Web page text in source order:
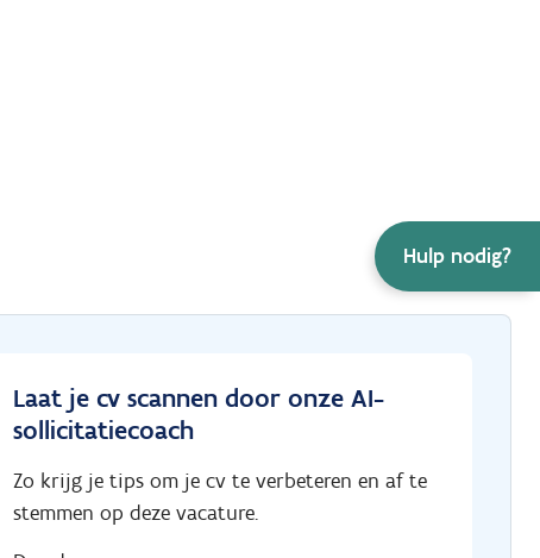
Hulp nodig?
Laat je cv scannen door onze AI-
sollicitatiecoach
Zo krijg je tips om je cv te verbeteren en af te
stemmen op deze vacature.